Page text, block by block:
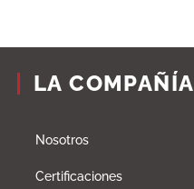
LA COMPAÑÍA
Nosotros
Certificaciones